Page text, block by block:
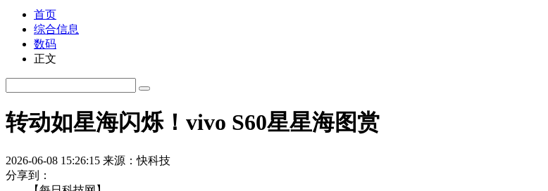
首页
综合信息
数码
正文
转动如星海闪烁！vivo S60星星海图赏
2026-06-08 15:26:15 来源：快科技
分享到：